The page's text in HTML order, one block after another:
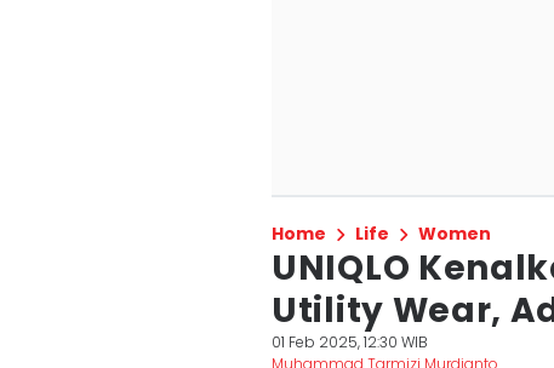
Home Life Women
UNIQLO
Utility Wear,
01 Feb 2025, 12:30 WIB
Muhammad Tarmizi Murdianto